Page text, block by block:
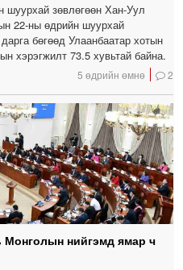
зөвлөгөөн Хан-Уул
22-ны өдрийн шуурхай
бөгөөд Улаанбаатар хотын
хэрэгжилт 73.5 хувьтай байна.
5 өдрийн өмнө 2
Монголын нийгэмд ямар ч